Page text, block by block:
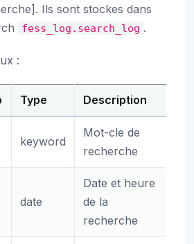
Ils sont stockes dans
fess_log.search_log .
:
Type Description
keyword
Mot-cle de
recherche
date
Date et heure
de la
recherche